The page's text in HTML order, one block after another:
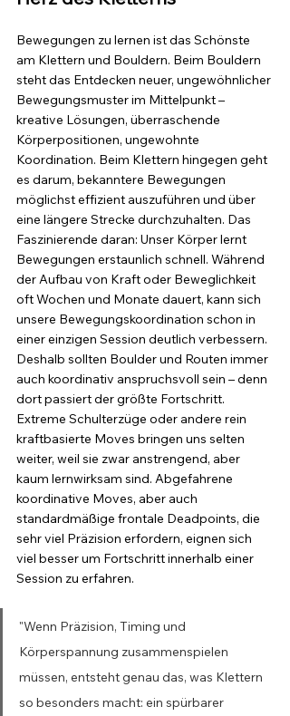
Bewegungen zu lernen ist das Schönste
am Klettern und Bouldern. Beim Bouldern
steht das Entdecken neuer, ungewöhnlicher
Bewegungsmuster im Mittelpunkt –
kreative Lösungen, überraschende
Körperpositionen, ungewohnte
Koordination. Beim Klettern hingegen geht
es darum, bekanntere Bewegungen
möglichst effizient auszuführen und über
eine längere Strecke durchzuhalten. Das
Faszinierende daran: Unser Körper lernt
Bewegungen erstaunlich schnell. Während
der Aufbau von Kraft oder Beweglichkeit
oft Wochen und Monate dauert, kann sich
unsere Bewegungskoordination schon in
einer einzigen Session deutlich verbessern.
Deshalb sollten Boulder und Routen immer
auch koordinativ anspruchsvoll sein – denn
dort passiert der größte Fortschritt.
Extreme Schulterzüge oder andere rein
kraftbasierte Moves bringen uns selten
weiter, weil sie zwar anstrengend, aber
kaum lernwirksam sind. Abgefahrene
koordinative Moves, aber auch
standardmäßige frontale Deadpoints, die
sehr viel Präzision erfordern, eignen sich
viel besser um Fortschritt innerhalb einer
Session zu erfahren.
"Wenn Präzision, Timing und
Körperspannung zusammenspielen
müssen, entsteht genau das, was Klettern
so besonders macht: ein spürbarer